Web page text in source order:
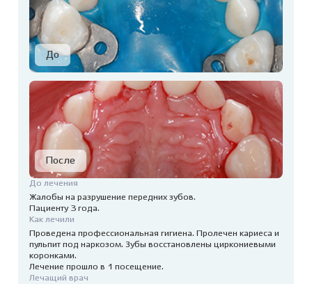
До лечения
Жалобы на разрушение передних зубов.
Пациенту 3 года.
Как лечили
Проведена профессиональная гигиена. Пролечен кариеса и
пульпит под наркозом. Зубы восстановлены циркониевыми
коронками.
Лечение прошло в 1 посещение.
Лечащий врач